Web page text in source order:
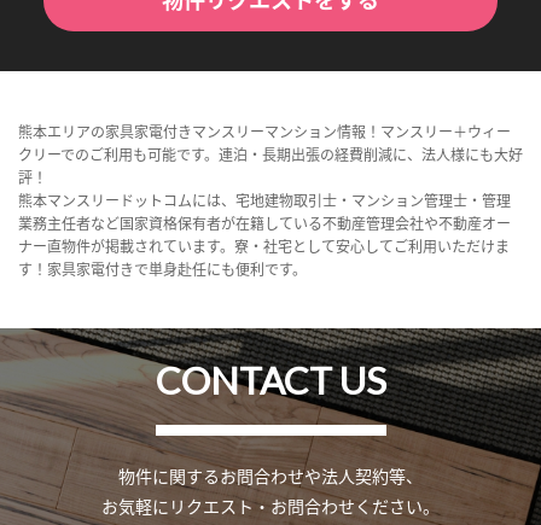
熊本エリアの家具家電付きマンスリーマンション情報！マンスリー＋ウィー
クリーでのご利用も可能です。連泊・長期出張の経費削減に、法人様にも大好
評！
熊本マンスリードットコムには、宅地建物取引士・マンション管理士・管理
業務主任者など国家資格保有者が在籍している不動産管理会社や不動産オー
ナー直物件が掲載されています。寮・社宅として安心してご利用いただけま
す！家具家電付きで単身赴任にも便利です。
CONTACT US
物件に関するお問合わせや法人契約等、
お気軽にリクエスト・お問合わせください。